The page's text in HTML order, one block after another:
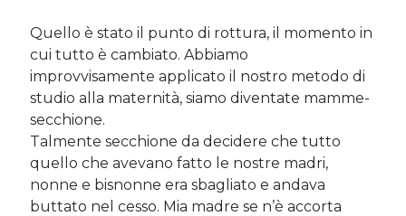
Cerca
Archivi
Archivi
Quello è stato il punto di rottura, il momento in
cui tutto è cambiato. Abbiamo
improvvisamente applicato il nostro metodo di
studio alla maternità, siamo diventate mamme-
secchione.
Talmente secchione da decidere che tutto
quello che avevano fatto le nostre madri,
nonne e bisnonne era sbagliato e andava
buttato nel cesso. Mia madre se n’è accorta